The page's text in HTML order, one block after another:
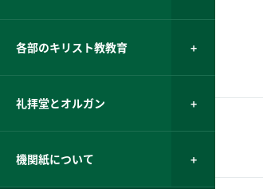
各部のキリスト教教育
礼拝堂とオルガン
機関紙について